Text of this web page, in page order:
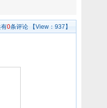
0条评论 【View： 937】